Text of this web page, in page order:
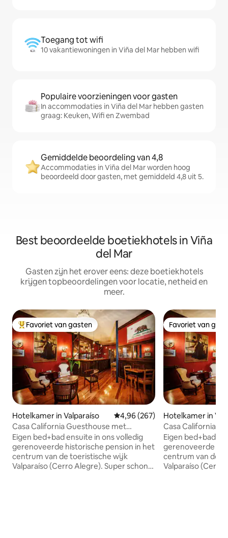
Toegang tot wifi
10 vakantiewoningen in Viña del Mar hebben wifi
Populaire voorzieningen voor gasten
In accommodaties in Viña del Mar hebben gasten
graag: Keuken, Wifi en Zwembad
Gemiddelde beoordeling van 4,8
Accommodaties in Viña del Mar worden hoog
beoordeeld door gasten, met gemiddeld 4,8 uit 5.
Best beoordeelde boetiekhotels in Viña
del Mar
Gasten zijn het erover eens: deze boetiekhotels
krijgen topbeoordelingen voor locatie, netheid en
meer.
Topfavoriet van gasten
Favoriet van gasten
Hotelkamer in Valparaíso Gemiddelde beoordeling van
4,96 (267)
Casa California Guesthouse met
privébadkamer (#6)
Eigen bed+bad ensuite in ons volledig
gerenoveerde historische pension in het
centrum van de toeristische wijk
Valparaíso (Cerro Alegre). Super schone
Favoriet van
Favoriet van
Hotelkamer in
Casa California
privébadkamer
Eigen bed+bad
gerenoveerde
centrum van de
Valparaíso (Cerro